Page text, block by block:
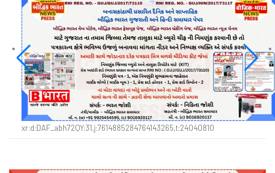
xr:d:DAF_abh72QY:31,j:7614885284764143265,t:24040810